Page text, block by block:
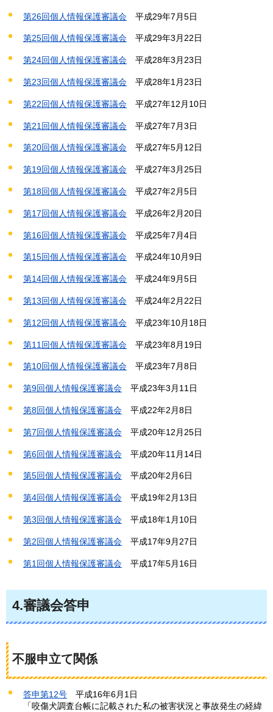
第26回個人情報保護審議会 平成29年7月5日
第25回個人情報保護審議会 平成29年3月22日
第24回個人情報保護審議会 平成28年3月23日
第23回個人情報保護審議会 平成28年1月23日
第22回個人情報保護審議会 平成27年12月10日
第21回個人情報保護審議会 平成27年7月3日
第20回個人情報保護審議会 平成27年5月12日
第19回個人情報保護審議会 平成27年3月25日
第18回個人情報保護審議会 平成27年2月5日
第17回個人情報保護審議会 平成26年2月20日
第16回個人情報保護審議会 平成25年7月4日
第15回個人情報保護審議会 平成24年10月9日
第14回個人情報保護審議会 平成24年9月5日
第13回個人情報保護審議会 平成24年2月22日
第12回個人情報保護審議会 平成23年10月18日
第11回個人情報保護審議会 平成23年8月19日
第10回個人情報保護審議会 平成23年7月8日
第9回個人情報保護審議会 平成23年3月11日
第8回個人情報保護審議会 平成22年2月8日
第7回個人情報保護審議会 平成20年12月25日
第6回個人情報保護審議会 平成20年11月14日
第5回個人情報保護審議会 平成20年2月6日
第4回個人情報保護審議会 平成19年2月13日
第3回個人情報保護審議会 平成18年1月10日
第2回個人情報保護審議会 平成17年9月27日
第1回個人情報保護審議会 平成17年5月16日
4.審議会答申
不服申立て関係
答申第12号 平成16年6月1日
「咬傷犬調査台帳に記載された私の被害状況と事故発生の経緯